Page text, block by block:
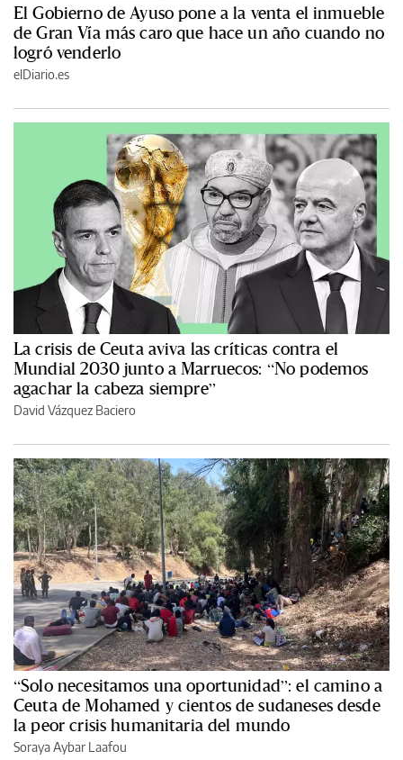
El Gobierno de Ayuso pone a la venta el inmueble
de Gran Vía más caro que hace un año cuando no
logró venderlo
elDiario.es
La crisis de Ceuta aviva las críticas contra el
Mundial 2030 junto a Marruecos: “No podemos
agachar la cabeza siempre”
David Vázquez Baciero
“Solo necesitamos una oportunidad”: el camino a
Ceuta de Mohamed y cientos de sudaneses desde
la peor crisis humanitaria del mundo
Soraya Aybar Laafou